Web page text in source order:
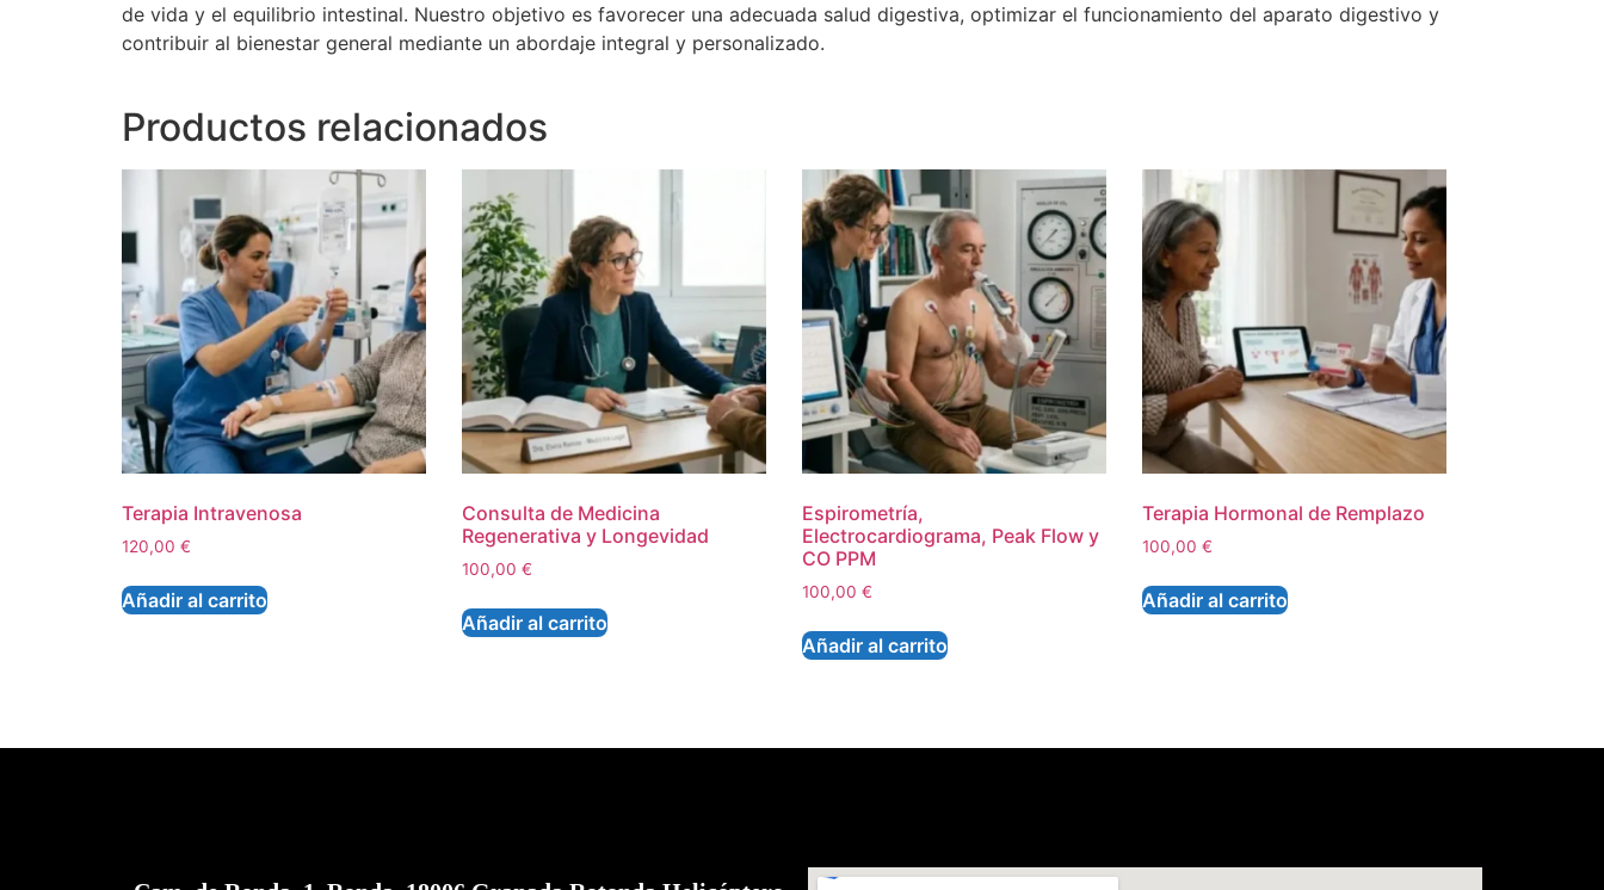
de vida y el equilibrio intestinal. Nuestro objetivo es favorecer una adecuada salud digestiva, optimizar el funcionamiento del aparato digestivo y
contribuir al bienestar general mediante un abordaje integral y personalizado.
Productos relacionados
Terapia Intravenosa
120,00 €
Añadir al carrito
Consulta de Medicina
Regenerativa y Longevidad
100,00 €
Añadir al carrito
Espirometría,
Electrocardiograma, Peak Flow y
CO PPM
100,00 €
Añadir al carrito
Terapia Hormonal de Remplazo
100,00 €
Añadir al carrito